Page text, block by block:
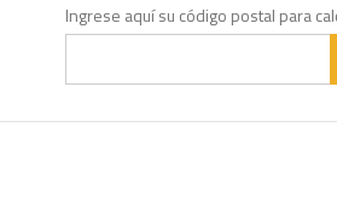
Ingrese aquí su código postal para